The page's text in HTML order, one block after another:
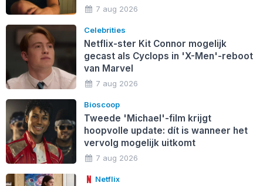
7 aug 2026
Celebrities
Netflix-ster Kit Connor mogelijk
gecast als Cyclops in 'X-Men'-reboot
van Marvel
7 aug 2026
Bioscoop
Tweede 'Michael'-film krijgt
hoopvolle update: dít is wanneer het
vervolg mogelijk uitkomt
7 aug 2026
Netflix